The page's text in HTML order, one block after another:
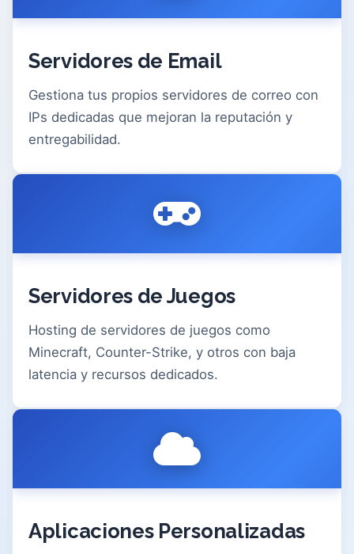
Servidores de Email
Gestiona tus propios servidores de correo con
IPs dedicadas que mejoran la reputación y
entregabilidad.
Servidores de Juegos
Hosting de servidores de juegos como
Minecraft, Counter-Strike, y otros con baja
latencia y recursos dedicados.
Aplicaciones Personalizadas